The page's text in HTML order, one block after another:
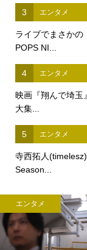
3 エンタメ
ライブでまさか
POPS NI...
4 エンタメ
映画『翔んで埼
大集...
5 エンタメ
寺西拓人
Season...
エンタメ